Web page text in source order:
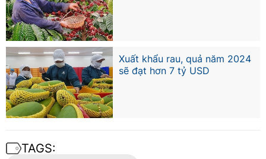
Xuất khẩu rau, quả năm 2024
sẽ đạt hơn 7 tỷ USD
TAGS: